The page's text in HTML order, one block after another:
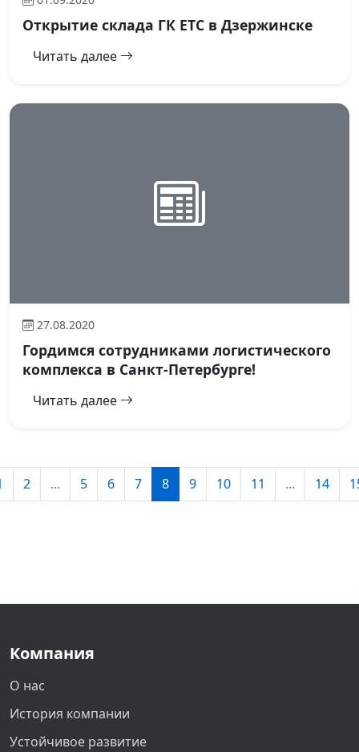
Открытие склада ГК ЕТС в Дзержинске
Читать далее
27.08.2020
Гордимся сотрудниками логистического
комплекса в Санкт-Петербурге!
Читать далее
2 ... 5 6 7 8 9 10 11 ... 14
Компания
О нас
История компании
Устойчивое развитие